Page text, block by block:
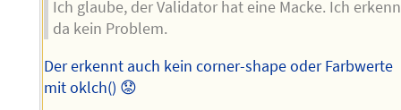
Ich glaube, der Validator hat eine Macke. Ich
da kein Problem.
Der erkennt auch kein corner-shape oder Farbwerte
mit oklch() 😟